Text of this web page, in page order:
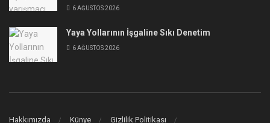
6 AĞUSTOS 2026
Yaya Yollarının İşgaline Sıkı Denetim
6 AĞUSTOS 2026
Hakkımızda Künye Gizlilik Politikası